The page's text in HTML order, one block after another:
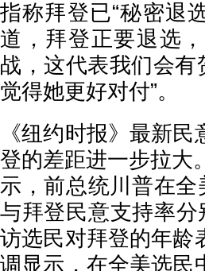
指称拜登已“秘密退
道，拜登正要退选
战，这代表我们会有
觉得她更好对付”。
《纽约时报》最新
登的差距进一步拉大
示，前总统川普在
与拜登民意支持率
访选民对拜登的年龄
调显示，在全美选民